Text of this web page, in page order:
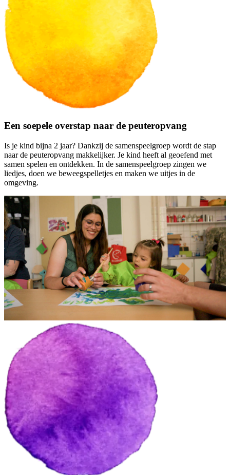
Een soepele overstap naar de peuteropvang
Is je kind bijna 2 jaar? Dankzij de samenspeelgroep wordt de stap
naar de peuteropvang makkelijker. Je kind heeft al geoefend met
samen spelen en ontdekken. In de samenspeelgroep zingen we
liedjes, doen we beweegspelletjes en maken we uitjes in de
omgeving.